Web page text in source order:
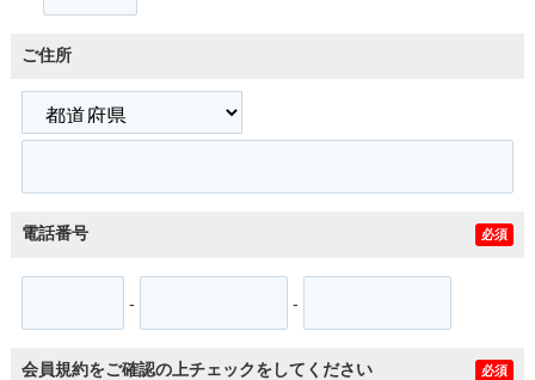
ご住所
電話番号 必須
- -
会員規約をご確認の上チェックをしてください 必須